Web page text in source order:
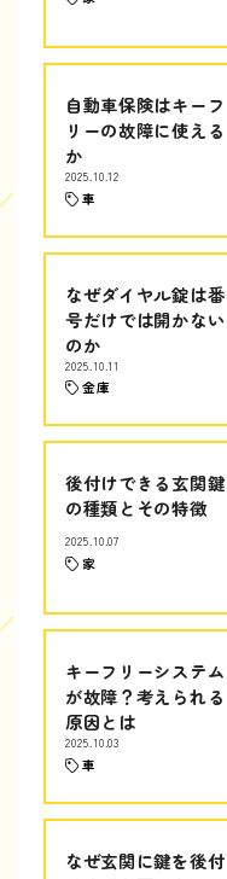
自動車保険はキーフ
リーの故障に使える
か
2025.10.12
車
なぜダイヤル錠は番
号だけでは開かない
のか
2025.10.11
金庫
後付けできる玄関鍵
の種類とその特徴
2025.10.07
家
キーフリーシステム
が故障？考えられる
原因とは
2025.10.03
車
なぜ玄関に鍵を後付